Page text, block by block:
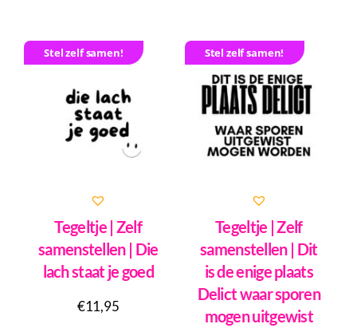
Stel zelf samen!
Tegeltje | Zelf
samenstellen | Die
lach staat je goed
€11,95
Stel zelf samen!
Tegeltje | Zelf
samenstellen | Dit
is de enige plaats
Delict waar sporen
mogen uitgewist